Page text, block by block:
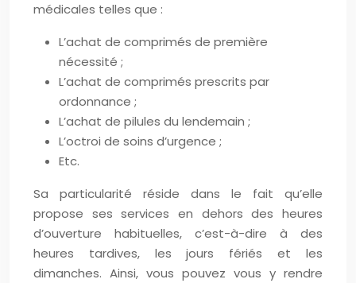
médicales telles que :
L’achat de comprimés de première
nécessité ;
L’achat de comprimés prescrits par
ordonnance ;
L’achat de pilules du lendemain ;
L’octroi de soins d’urgence ;
Etc.
Sa particularité réside dans le fait qu’elle
propose ses services en dehors des heures
d’ouverture habituelles, c’est-à-dire à des
heures tardives, les jours fériés et les
dimanches. Ainsi, vous pouvez vous y rendre